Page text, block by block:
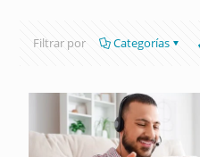
Filtrar por Categorías